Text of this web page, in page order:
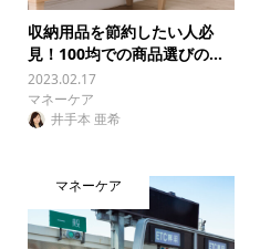
収納用品を節約したい人必
見！100均での商品選びの...
2023.02.17
マネーケア
井手本 亜希
マネーケア